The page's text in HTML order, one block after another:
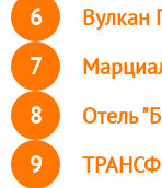
6 Вулкан
7
8 Отель
9